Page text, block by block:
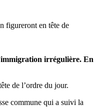
figureront en tête de
irrégulière. En
de l’ordre du jour.
commune qui a suivi la